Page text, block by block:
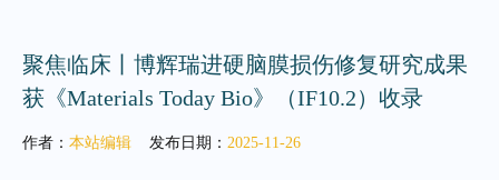
聚焦临床丨博辉瑞进硬脑膜损伤修复研究成果
获《Materials Today Bio》（IF10.2）收录
作者： 本站编辑 发布日期： 2025-11-26